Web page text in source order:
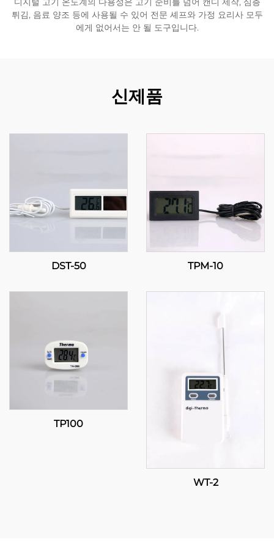
튀김, 음료 양조 등에 사용될 수 있어 전문 셰프와 가정 요리사 모두
에게 없어서는 안 될 도구입니다.
신제품
DST-50 TPM-10
TP100
WT-2